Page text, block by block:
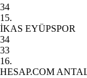
34
15.
İKAS EYÜPSPOR
34
33
16.
HESAP.COM